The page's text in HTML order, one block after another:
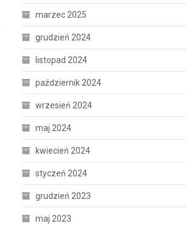
marzec 2025
grudzień 2024
listopad 2024
październik 2024
wrzesień 2024
maj 2024
kwiecień 2024
styczeń 2024
grudzień 2023
maj 2023